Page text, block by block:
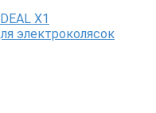
X1
электроколясок